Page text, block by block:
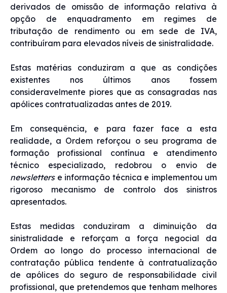
derivados de omissão de informação relativa à
opção de enquadramento em regimes de
tributação de rendimento ou em sede de IVA,
contribuíram para elevados níveis de sinistralidade.
Estas matérias conduziram a que as condições
existentes nos últimos anos fossem
consideravelmente piores que as consagradas nas
apólices contratualizadas antes de 2019.
Em consequência, e para fazer face a esta
realidade, a Ordem reforçou o seu programa de
formação profissional contínua e atendimento
técnico especializado, redobrou o envio de
newsletters e informação técnica e implementou um
rigoroso mecanismo de controlo dos sinistros
apresentados.
Estas medidas conduziram a diminuição da
sinistralidade e reforçam a força negocial da
Ordem ao longo do processo internacional de
contratação pública tendente à contratualização
de apólices do seguro de responsabilidade civil
profissional, que pretendemos que tenham melhores